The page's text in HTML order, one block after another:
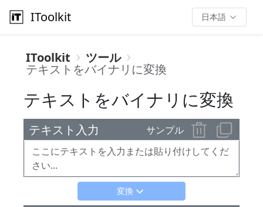
IToolkit 日本語
IToolkit ツール
テキストをバイナリに変換
テキストをバイナリに変換
テキスト入力 サンプル
変換